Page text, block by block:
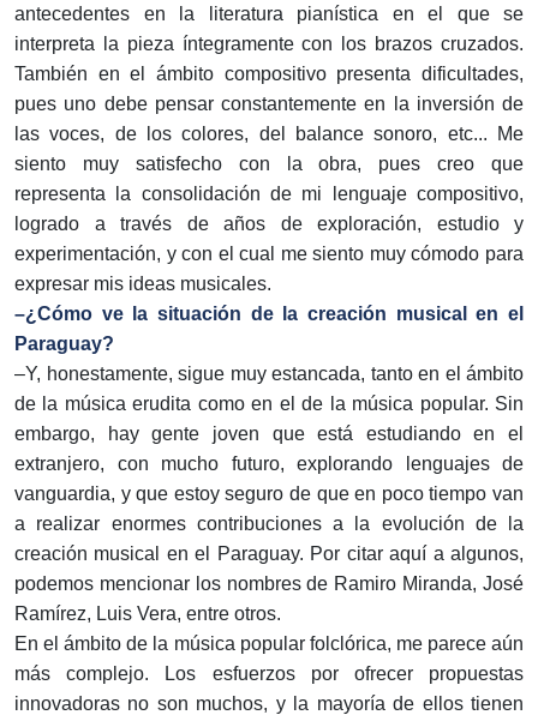
antecedentes en la literatura pianística en el que se
interpreta la pieza íntegramente con los brazos cruzados.
También en el ámbito compositivo presenta dificultades,
pues uno debe pensar constantemente en la inversión de
las voces, de los colores, del balance sonoro, etc... Me
siento muy satisfecho con la obra, pues creo que
representa la consolidación de mi lenguaje compositivo,
logrado a través de años de exploración, estudio y
experimentación, y con el cual me siento muy cómodo para
expresar mis ideas musicales.
–¿Cómo ve la situación de la creación musical en el
Paraguay?
–Y, honestamente, sigue muy estancada, tanto en el ámbito
de la música erudita como en el de la música popular. Sin
embargo, hay gente joven que está estudiando en el
extranjero, con mucho futuro, explorando lenguajes de
vanguardia, y que estoy seguro de que en poco tiempo van
a realizar enormes contribuciones a la evolución de la
creación musical en el Paraguay. Por citar aquí a algunos,
podemos mencionar los nombres de Ramiro Miranda, José
Ramírez, Luis Vera, entre otros.
En el ámbito de la música popular folclórica, me parece aún
más complejo. Los esfuerzos por ofrecer propuestas
innovadoras no son muchos, y la mayoría de ellos tienen